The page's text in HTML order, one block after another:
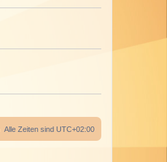
Alle Zeiten sind UTC+02:00